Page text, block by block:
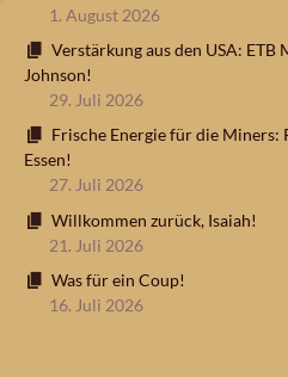
1. August 2026
Verstärkung aus den USA:
Johnson!
29. Juli 2026
Frische Energie für die Miners:
Essen!
27. Juli 2026
Willkommen zurück, Isaiah!
21. Juli 2026
Was für ein Coup!
16. Juli 2026